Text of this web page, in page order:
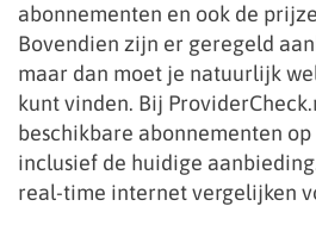
abonnementen en ook de
Bovendien zijn er geregeld
maar dan moet je natuurlijk
kunt vinden. Bij
beschikbare abonnementen
inclusief de huidige
real-time internet vergelijken